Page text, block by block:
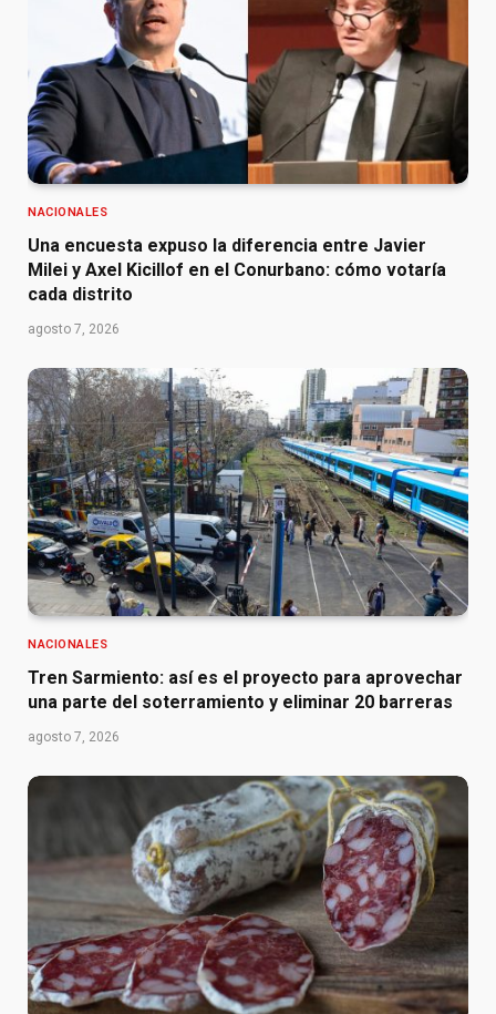
NACIONALES
Una encuesta expuso la diferencia entre Javier
Milei y Axel Kicillof en el Conurbano: cómo votaría
cada distrito
agosto 7, 2026
NACIONALES
Tren Sarmiento: así es el proyecto para aprovechar
una parte del soterramiento y eliminar 20 barreras
agosto 7, 2026